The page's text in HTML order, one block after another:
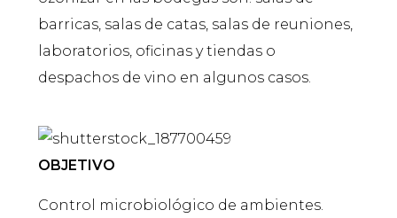
barricas, salas de catas, salas de reuniones,
laboratorios, oficinas y tiendas o
despachos de vino en algunos casos.
OBJETIVO
Control microbiológico de ambientes.